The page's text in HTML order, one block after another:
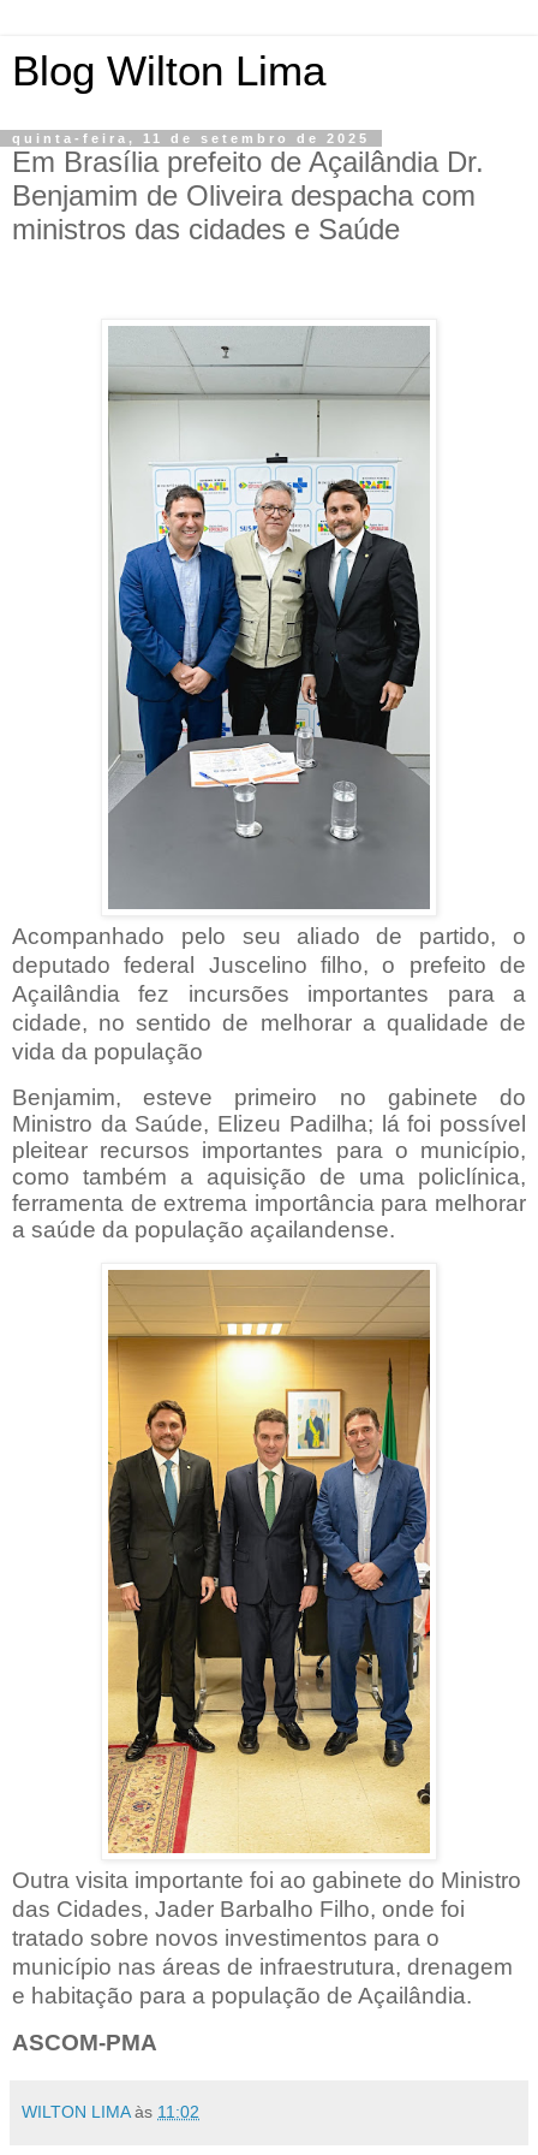
Blog Wilton Lima
quinta-feira, 11 de setembro de 2025
Em Brasília prefeito de Açailândia Dr.
Benjamim de Oliveira despacha com
ministros das cidades e Saúde
Acompanhado pelo seu aliado de partido, o
deputado federal Juscelino filho, o prefeito de
Açailândia fez incursões importantes para a
cidade, no sentido de melhorar a qualidade de
vida da população
Benjamim, esteve primeiro no gabinete do
Ministro da Saúde, Elizeu Padilha; lá foi possível
pleitear recursos importantes para o município,
como também a aquisição de uma policlínica,
ferramenta de extrema importância para melhorar
a saúde da população açailandense.
Outra visita importante foi ao gabinete do Ministro
das Cidades, Jader Barbalho Filho, onde foi
tratado sobre novos investimentos para o
município nas áreas de infraestrutura, drenagem
e habitação para a população de Açailândia.
ASCOM-PMA
WILTON LIMA às 11:02